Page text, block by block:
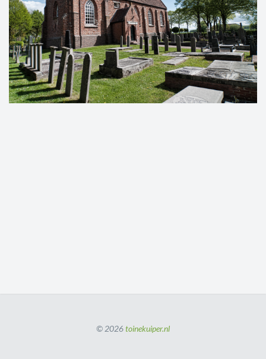
© 2026toinekuiper.nl